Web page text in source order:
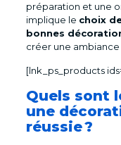
préparation et une
implique le choix
bonnes
créer une ambiance
[lnk_ps_products
Quels sont
une
réussie ?